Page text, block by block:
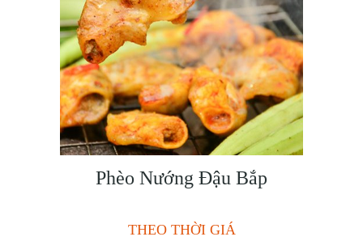
Phèo Nướng Đậu Bắp
THEO THỜI GIÁ